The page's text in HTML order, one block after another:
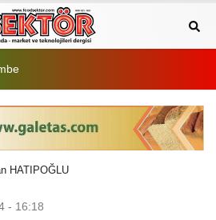
HATIPOĞLU
- 16:18